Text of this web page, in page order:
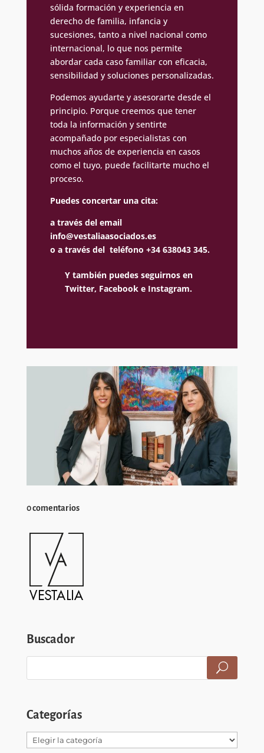
sólida formación y experiencia en
derecho de familia, infancia y
sucesiones, tanto a nivel nacional como
internacional, lo que nos permite
abordar cada caso familiar con eficacia,
sensibilidad y soluciones personalizadas.
Podemos ayudarte y asesorarte desde el
principio. Porque creemos que tener
toda la información y sentirte
acompañado por especialistas con
muchos años de experiencia en casos
como el tuyo, puede facilitarte mucho el
proceso.
Puedes concertar una cita:
a través del email
info@vestaliaasociados.es
o a través del teléfono +34 638043 345.
Y también puedes seguirnos en
Twitter, Facebook e Instagram.
0 comentarios
Buscador
Categorías
Categorías